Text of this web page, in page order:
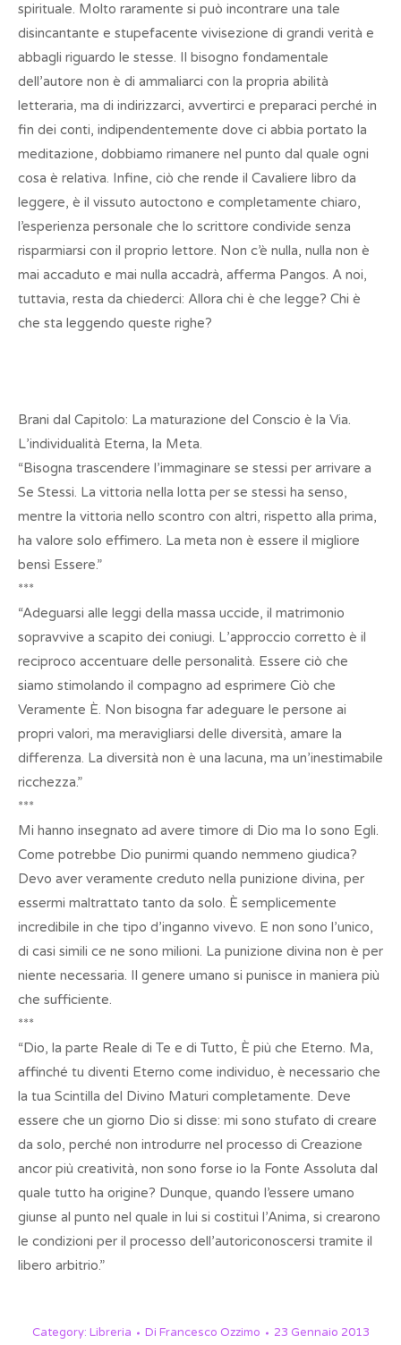
spirituale. Molto raramente si può incontrare una tale
disincantante e stupefacente vivisezione di grandi verità e
abbagli riguardo le stesse. Il bisogno fondamentale
dell’autore non è di ammaliarci con la propria abilità
letteraria, ma di indirizzarci, avvertirci e preparaci perché in
fin dei conti, indipendentemente dove ci abbia portato la
meditazione, dobbiamo rimanere nel punto dal quale ogni
cosa è relativa. Infine, ciò che rende il Cavaliere libro da
leggere, è il vissuto autoctono e completamente chiaro,
l’esperienza personale che lo scrittore condivide senza
risparmiarsi con il proprio lettore. Non c’è nulla, nulla non è
mai accaduto e mai nulla accadrà, afferma Pangos. A noi,
tuttavia, resta da chiederci: Allora chi è che legge? Chi è
che sta leggendo queste righe?
Brani dal Capitolo: La maturazione del Conscio è la Via.
L’individualità Eterna, la Meta.
“Bisogna trascendere l’immaginare se stessi per arrivare a
Se Stessi. La vittoria nella lotta per se stessi ha senso,
mentre la vittoria nello scontro con altri, rispetto alla prima,
ha valore solo effimero. La meta non è essere il migliore
bensì Essere.”
***
“Adeguarsi alle leggi della massa uccide, il matrimonio
sopravvive a scapito dei coniugi. L’approccio corretto è il
reciproco accentuare delle personalità. Essere ciò che
siamo stimolando il compagno ad esprimere Ciò che
Veramente È. Non bisogna far adeguare le persone ai
propri valori, ma meravigliarsi delle diversità, amare la
differenza. La diversità non è una lacuna, ma un’inestimabile
ricchezza.”
***
Mi hanno insegnato ad avere timore di Dio ma Io sono Egli.
Come potrebbe Dio punirmi quando nemmeno giudica?
Devo aver veramente creduto nella punizione divina, per
essermi maltrattato tanto da solo. È semplicemente
incredibile in che tipo d’inganno vivevo. E non sono l’unico,
di casi simili ce ne sono milioni. La punizione divina non è per
niente necessaria. Il genere umano si punisce in maniera più
che sufficiente.
***
“Dio, la parte Reale di Te e di Tutto, È più che Eterno. Ma,
affinché tu diventi Eterno come individuo, è necessario che
la tua Scintilla del Divino Maturi completamente. Deve
essere che un giorno Dio si disse: mi sono stufato di creare
da solo, perché non introdurre nel processo di Creazione
ancor più creatività, non sono forse io la Fonte Assoluta dal
quale tutto ha origine? Dunque, quando l’essere umano
giunse al punto nel quale in lui si costituì l’Anima, si crearono
le condizioni per il processo dell’autoriconoscersi tramite il
libero arbitrio.”
Category: Libreria Di Francesco Ozzimo 23 Gennaio 2013